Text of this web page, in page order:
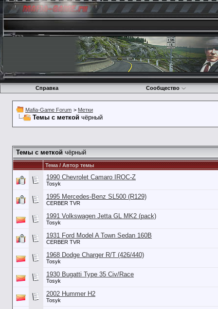
Справка Сообщество
Mafia-Game Forum > Метки
Темы с меткой чёрный
Темы с меткой чёрный
Тема / Автор темы
1990 Chevrolet Camaro IROC-Z
Tosyk
1995 Mercedes-Benz SL500 (R129)
CERBER TVR
1991 Volkswagen Jetta GL MK2 (pack)
Tosyk
1931 Ford Model A Town Sedan 160B
CERBER TVR
1968 Dodge Charger R/T (426/440)
Tosyk
1930 Bugatti Type 35 Civ/Race
Tosyk
2002 Hummer H2
Tosyk